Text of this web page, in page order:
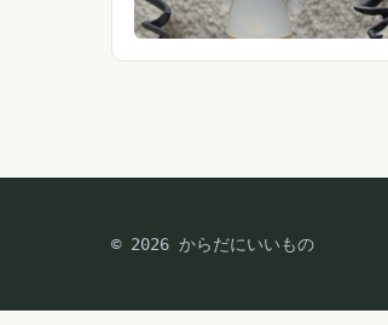
© 2026 からだにいいもの